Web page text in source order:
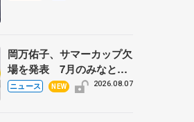
岡万佑子、サマーカップ欠
場を発表 7月のみなとア
クルス杯は腰痛の影響で
ニュース NEW 2026.08.07